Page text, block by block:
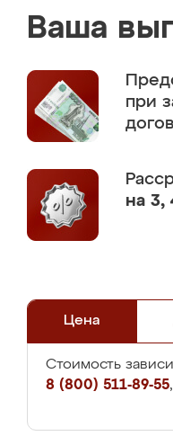
Ваша
при
на 3,
Цена
Стоимость
8 (800) 511-89-55,